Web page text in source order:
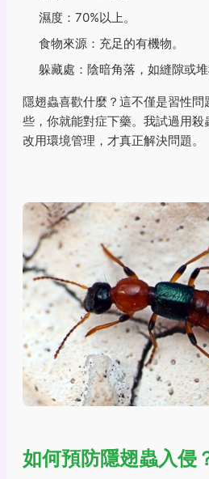
濕度：70%以上。
食物來源：充足的有機物。
躲藏處：陰暗角落，如縫隙或堆
隱翅蟲喜歡什麼？這不僅是習性
些，你就能對症下藥。我試過用
改用環境管理，才真正解決問題。
如何預防隱翅蟲入侵